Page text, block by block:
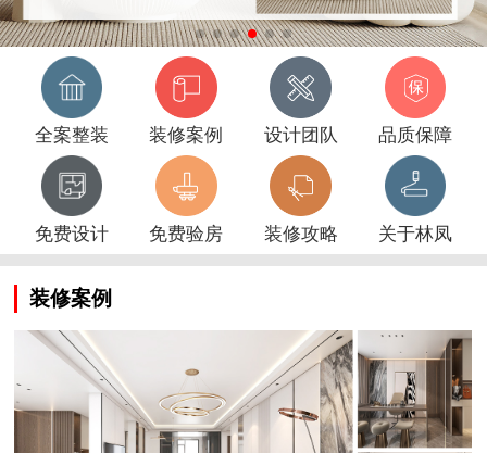
全案整装 装修案例 设计团队 品质保障
免费设计 免费验房 装修攻略 关于林凤
装修案例